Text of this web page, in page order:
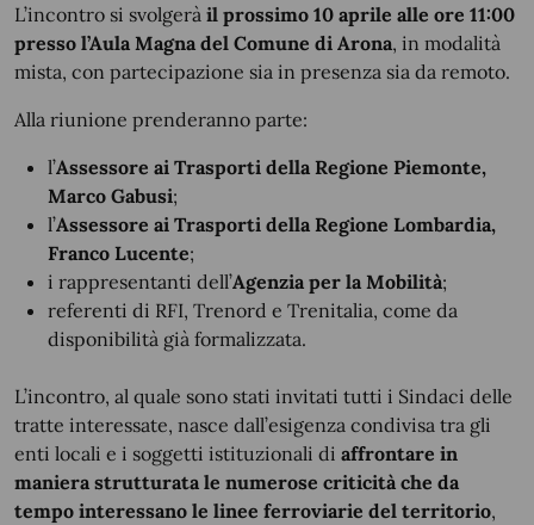
L’incontro si svolgerà il prossimo 10 aprile alle ore 11:00
presso l’Aula Magna del Comune di Arona, in modalità
mista, con partecipazione sia in presenza sia da remoto.
Alla riunione prenderanno parte:
l’Assessore ai Trasporti della Regione Piemonte,
Marco Gabusi;
l’Assessore ai Trasporti della Regione Lombardia,
Franco Lucente;
i rappresentanti dell’Agenzia per la Mobilità;
referenti di RFI, Trenord e Trenitalia, come da
disponibilità già formalizzata.
L’incontro, al quale sono stati invitati tutti i Sindaci delle
tratte interessate, nasce dall’esigenza condivisa tra gli
enti locali e i soggetti istituzionali di affrontare in
maniera strutturata le numerose criticità che da
tempo interessano le linee ferroviarie del territorio,